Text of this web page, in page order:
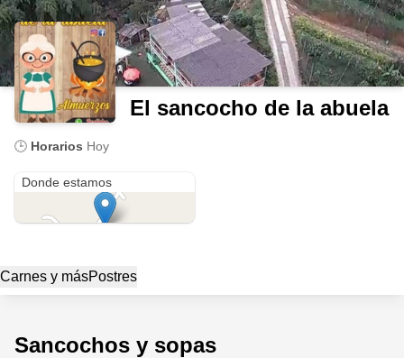
El sancocho de la abuela
🕒 Horarios Hoy
Donde estamos
Carnes y másPostres
Sancochos y sopas